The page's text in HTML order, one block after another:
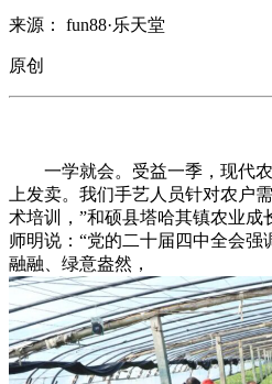
来源： fun88·乐天堂
原创
一学就会。受益一季，现代农
上发卖。我们手艺人员针对农户
术培训，”和硕县塔哈其镇农业
师明说：“党的二十届四中全会
融融、绿意盎然，